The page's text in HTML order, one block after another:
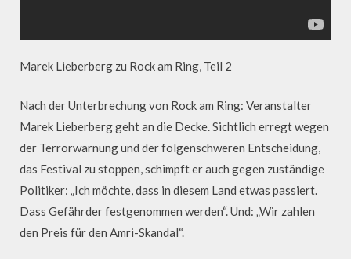
Marek Lieberberg zu Rock am Ring, Teil 2
Nach der Unterbrechung von Rock am Ring: Veranstalter
Marek Lieberberg geht an die Decke. Sichtlich erregt wegen
der Terrorwarnung und der folgenschweren Entscheidung,
das Festival zu stoppen, schimpft er auch gegen zuständige
Politiker: „Ich möchte, dass in diesem Land etwas passiert.
Dass Gefährder festgenommen werden“. Und: „Wir zahlen
den Preis für den Amri-Skandal“.